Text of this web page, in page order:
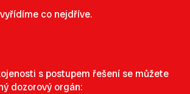
co nejdříve.
s postupem řešení se můžete
dozorový orgán: